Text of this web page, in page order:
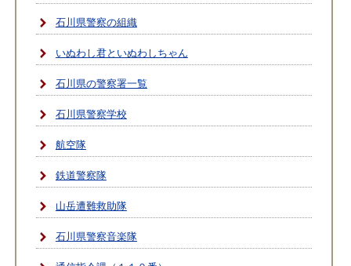
石川県警察の組織
いぬわし君といぬわしちゃん
石川県の警察署一覧
石川県警察学校
航空隊
鉄道警察隊
山岳遭難救助隊
石川県警察音楽隊